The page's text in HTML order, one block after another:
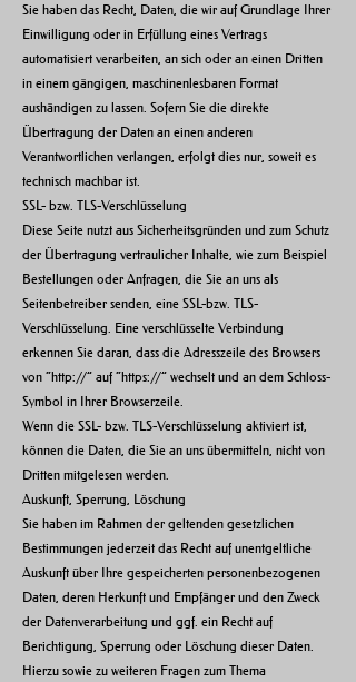
Sie haben das Recht, Daten, die wir auf Grundlage Ihrer
Einwilligung oder in Erfüllung eines Vertrags
automatisiert verarbeiten, an sich oder an einen Dritten
in einem gängigen, maschinenlesbaren Format
aushändigen zu lassen. Sofern Sie die direkte
Übertragung der Daten an einen anderen
Verantwortlichen verlangen, erfolgt dies nur, soweit es
technisch machbar ist.
SSL- bzw. TLS-Verschlüsselung
Diese Seite nutzt aus Sicherheitsgründen und zum Schutz
der Übertragung vertraulicher Inhalte, wie zum Beispiel
Bestellungen oder Anfragen, die Sie an uns als
Seitenbetreiber senden, eine SSL-bzw. TLS-
Verschlüsselung. Eine verschlüsselte Verbindung
erkennen Sie daran, dass die Adresszeile des Browsers
von “http://” auf “https://” wechselt und an dem Schloss-
Symbol in Ihrer Browserzeile.
Wenn die SSL- bzw. TLS-Verschlüsselung aktiviert ist,
können die Daten, die Sie an uns übermitteln, nicht von
Dritten mitgelesen werden.
Auskunft, Sperrung, Löschung
Sie haben im Rahmen der geltenden gesetzlichen
Bestimmungen jederzeit das Recht auf unentgeltliche
Auskunft über Ihre gespeicherten personenbezogenen
Daten, deren Herkunft und Empfänger und den Zweck
der Datenverarbeitung und ggf. ein Recht auf
Berichtigung, Sperrung oder Löschung dieser Daten.
Hierzu sowie zu weiteren Fragen zum Thema